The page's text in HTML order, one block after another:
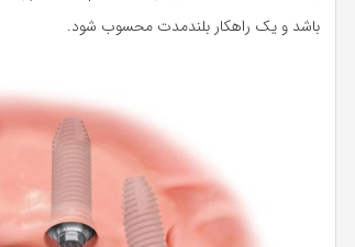
باشد و یک راهکار بلندمدت محسوب شود.